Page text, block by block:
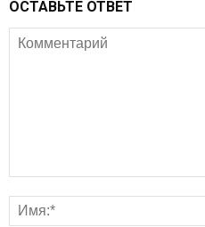
ОСТАВЬТЕ ОТВЕТ